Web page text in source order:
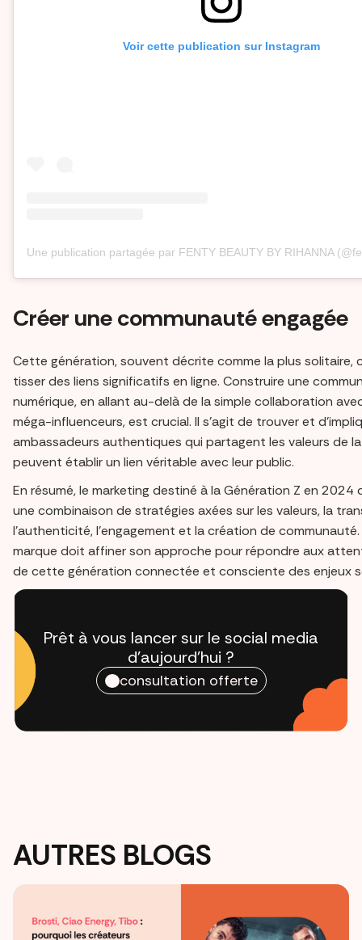
Voir cette publication sur Instagram
Une publication partagée par FENTY BEAUTY BY RIHANNA
Créer une communauté engagée
Cette génération, souvent décrite comme la plus solitaire,
tisser des liens significatifs en ligne. Construire une
numérique, en allant au-delà de la simple collaboration
méga-influenceurs, est crucial. Il s'agit de trouver et
ambassadeurs authentiques qui partagent les valeurs de
peuvent établir un lien véritable avec leur public.
En résumé, le marketing destiné à la Génération Z en 2024
une combinaison de stratégies axées sur les valeurs, la
l'authenticité, l'engagement et la création de
marque doit affiner son approche pour répondre aux
de cette génération connectée et consciente des enjeux
Prêt à vous lancer sur le social media
d'aujourd'hui ?
consultation offerte
AUTRES BLOGS